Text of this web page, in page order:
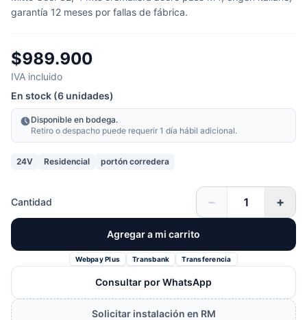
garantía 12 meses por fallas de fábrica.
$989.900
IVA incluido
En stock (6 unidades)
Disponible en bodega.
Retiro o despacho puede requerir 1 día hábil adicional.
24V Residencial portón corredera
Cantidad − +
Agregar a mi carrito
Webpay Plus Transbank Transferencia
Consultar por WhatsApp
Solicitar instalación en RM